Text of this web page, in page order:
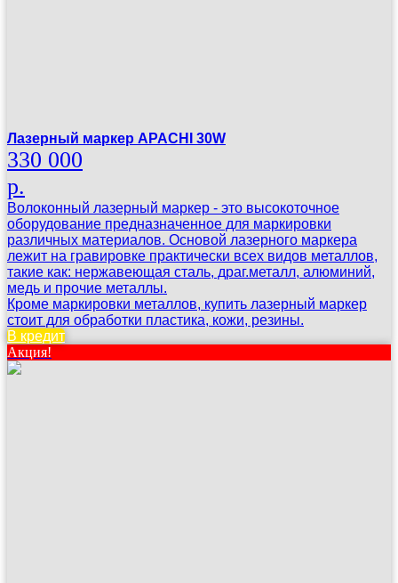
Лазерный маркер APACHI 30W
330 000
р.
Волоконный лазерный маркер - это высокоточное
оборудование предназначенное для маркировки
различных материалов. Основой лазерного маркера
лежит на гравировке практически всех видов металлов,
такие как: нержавеющая сталь, драг.металл, алюминий,
медь и прочие металлы.
Кроме маркировки металлов, купить лазерный маркер
стоит для обработки пластика, кожи, резины.
В кредит
Акция!